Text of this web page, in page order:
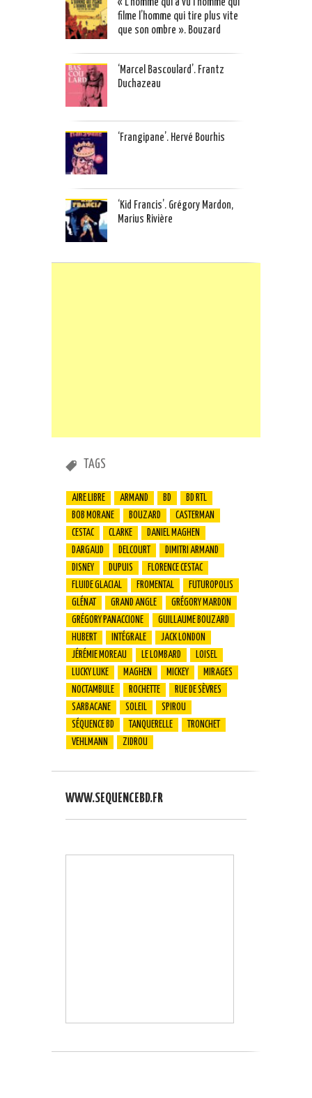
« L’homme qui a vu l’homme qui
filme l’homme qui tire plus vite
que son ombre ». Bouzard
‘Marcel Bascoulard’. Frantz
Duchazeau
‘Frangipane’. Hervé Bourhis
‘Kid Francis’. Grégory Mardon,
Marius Rivière
TAGS
AIRE LIBRE ARMAND BD
BD RTL
BOB MORANE
BOUZARD
CASTERMAN
CESTAC
CLARKE
DANIEL MAGHEN
DARGAUD
DELCOURT
DIMITRI ARMAND
DISNEY
DUPUIS
FLORENCE CESTAC
FLUIDE GLACIAL
FROMENTAL
FUTUROPOLIS
GLÉNAT
GRAND ANGLE
GRÉGORY MARDON
GRÉGORY PANACCIONE
GUILLAUME BOUZARD
HUBERT
INTÉGRALE
JACK LONDON
JÉRÉMIE MOREAU
LE LOMBARD
LOISEL
LUCKY LUKE
MAGHEN MICKEY
MIRAGES
NOCTAMBULE
ROCHETTE
RUE DE SÈVRES
SARBACANE
SOLEIL
SPIROU
SÉQUENCE BD
TANQUERELLE
TRONCHET
VEHLMANN
ZIDROU
WWW.SEQUENCEBD.FR